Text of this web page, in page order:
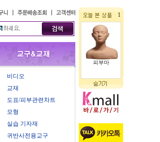
비디오
교재
도표/피부관련차트
모형
실습 기자재
귀반사전용교구
1
피부마